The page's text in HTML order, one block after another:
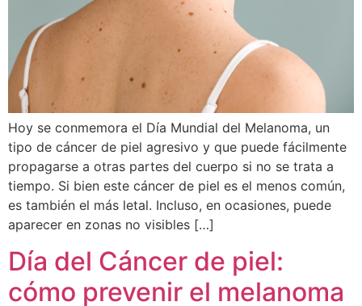
Hoy se conmemora el Día Mundial del Melanoma, un
tipo de cáncer de piel agresivo y que puede fácilmente
propagarse a otras partes del cuerpo si no se trata a
tiempo. Si bien este cáncer de piel es el menos común,
es también el más letal. Incluso, en ocasiones, puede
aparecer en zonas no visibles […]
Día del Cáncer de piel:
cómo prevenir el melanoma